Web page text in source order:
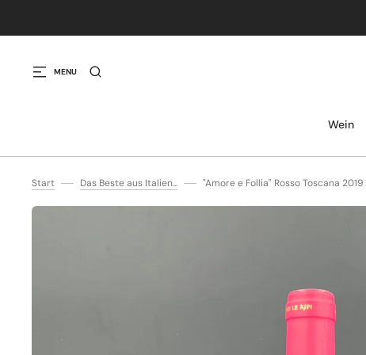
MENU
Wein
Start Das Beste aus Italien... "Amore e Follia" Rosso Toscana